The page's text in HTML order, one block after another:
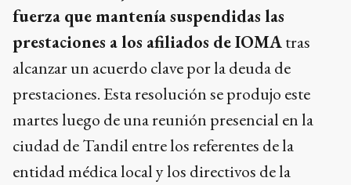
fuerza que mantenía suspendidas las
prestaciones a los afiliados de IOMAtras
alcanzar un acuerdo clave por la deuda de
prestaciones. Esta resolución se produjo este
martes luego de una reunión presencial en la
ciudad de Tandil entre los referentes de la
entidad médica local y los directivos de la